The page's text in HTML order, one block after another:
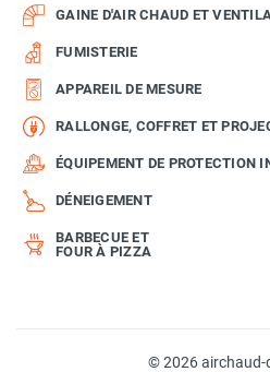
GAINE D'AIR CHAUD ET
FUMISTERIE
APPAREIL DE MESURE
RALLONGE, COFFRET ET
ÉQUIPEMENT DE PROTECTION
DÉNEIGEMENT
BARBECUE ET
FOUR À PIZZA
© 2026